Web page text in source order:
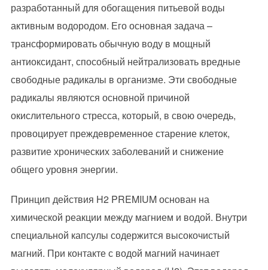
разработанный для обогащения питьевой воды
активным водородом. Его основная задача –
трансформировать обычную воду в мощный
антиоксидант, способный нейтрализовать вредные
свободные радикалы в организме. Эти свободные
радикалы являются основной причиной
окислительного стресса, который, в свою очередь,
провоцирует преждевременное старение клеток,
развитие хронических заболеваний и снижение
общего уровня энергии.
Принцип действия H2 PREMIUM основан на
химической реакции между магнием и водой. Внутри
специальной капсулы содержится высокочистый
магний. При контакте с водой магний начинает